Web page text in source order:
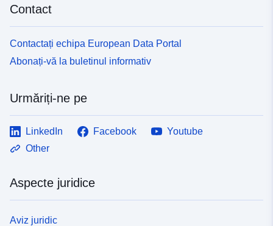
Tip:
Resursă:
http://inspire.ec.europa.eu/
Contact
Contactați echipa European Data Portal
Abonați-vă la buletinul informativ
Urmăriți-ne pe
LinkedIn Facebook
Youtube
Other
Aspecte juridice
Aviz juridic